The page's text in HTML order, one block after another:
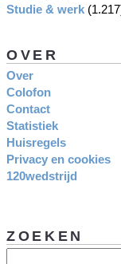
Studie & werk
OVER
Over
Colofon
Contact
Statistiek
Huisregels
Privacy en cookies
120wedstrijd
ZOEKEN